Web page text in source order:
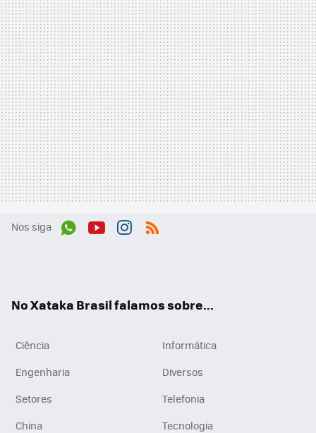
Nos siga
No Xataka Brasil falamos sobre...
Ciência
Informática
Engenharia
Diversos
Setores
Telefonia
China
Tecnologia